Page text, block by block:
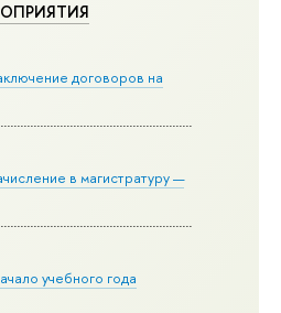
договоров на
в магистратуру —
учебного года